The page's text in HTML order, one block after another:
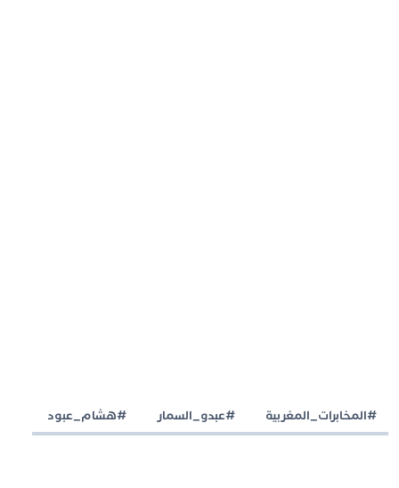
#المخابرات_المغربية #عبدو_السمار #هشام_عبود